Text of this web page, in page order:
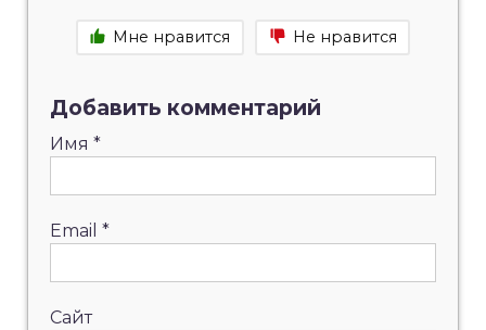
Мне нравится Не нравится
Добавить комментарий
Имя *
Email *
Сайт